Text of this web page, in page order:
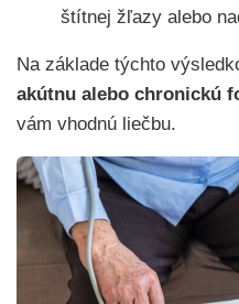
štítnej žľazy alebo
Na základe týchto
akútnu alebo chronickú
vám vhodnú liečbu.